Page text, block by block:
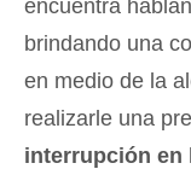
encuentra
brindando una
en medio de la
realizarle una
interrupción en